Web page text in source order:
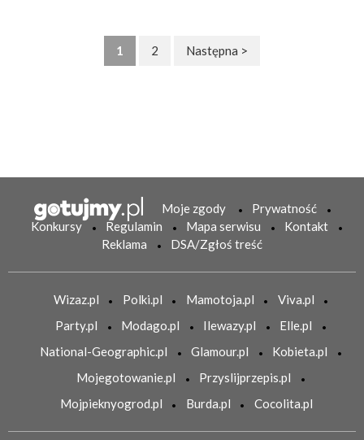
1 2 Następna >
Moje zgody
Prywatność
Konkursy
Regulamin Mapa serwisu
Kontakt
Reklama
DSA/Zgłoś treść
Wizaz.pl Polki.pl Mamotoja.pl
Viva.pl
Party.pl
Modago.pl Ilewazy.pl
Elle.pl
National-Geographic.pl
Glamour.pl
Kobieta.pl
Mojegotowanie.pl
Przyslijprzepis.pl
Mojpieknyogrod.pl
Burda.pl Cocolita.pl